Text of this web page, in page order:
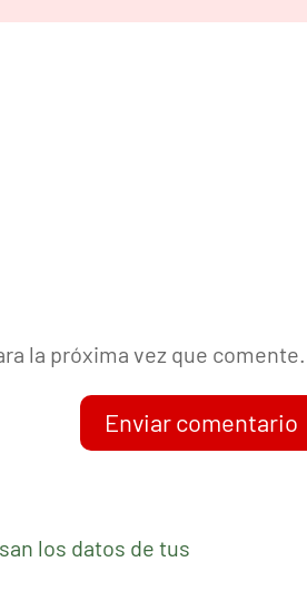
la próxima vez que comente.
Enviar comentario
los datos de tus